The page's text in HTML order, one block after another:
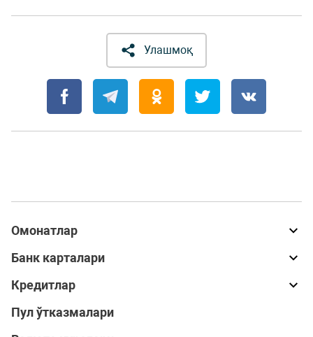
Улашмоқ
Омонатлар
Банк карталари
Кредитлар
Пул ўтказмалари